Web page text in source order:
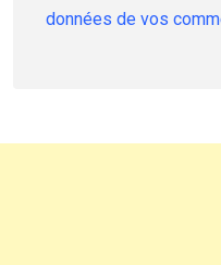
données de vos